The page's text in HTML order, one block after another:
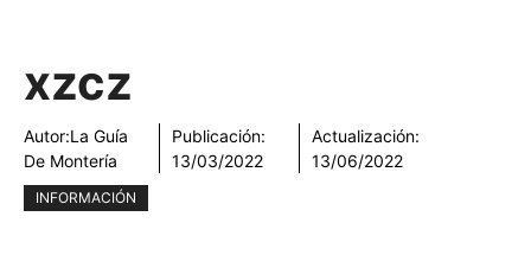
xzcz
Autor:La Guía
De Montería
Publicación:
13/03/2022
Actualización:
13/06/2022
INFORMACIÓN